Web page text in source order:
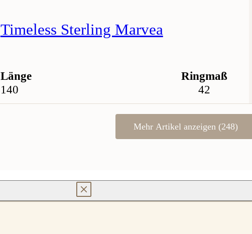
Timeless Sterling Marvea
Länge
140
Ringmaß
42
Mehr Artikel anzeigen (248)